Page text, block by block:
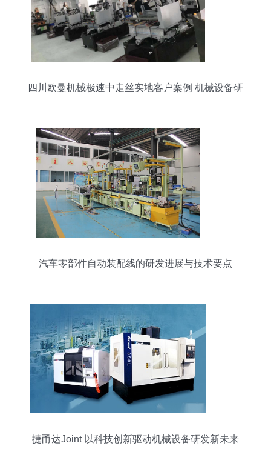
四川欧曼机械极速中走丝实地客户案例 机械设备研
汽车零部件自动装配线的研发进展与技术要点
捷甬达Joint 以科技创新驱动机械设备研发新未来